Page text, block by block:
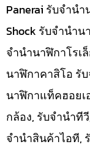
Panerai รับจำน
Shock รับจำนำน
จำนำนาฬิกาโรเ
นาฬิกาคาสิโอ รั
นาฬิกาแท็คฮอยเ
กล้อง, รับจำนำที
จำนำสินค้าไอที,